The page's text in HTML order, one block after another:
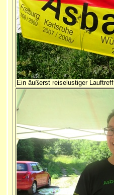
Ein äußerst reiselustiger Lauftreff